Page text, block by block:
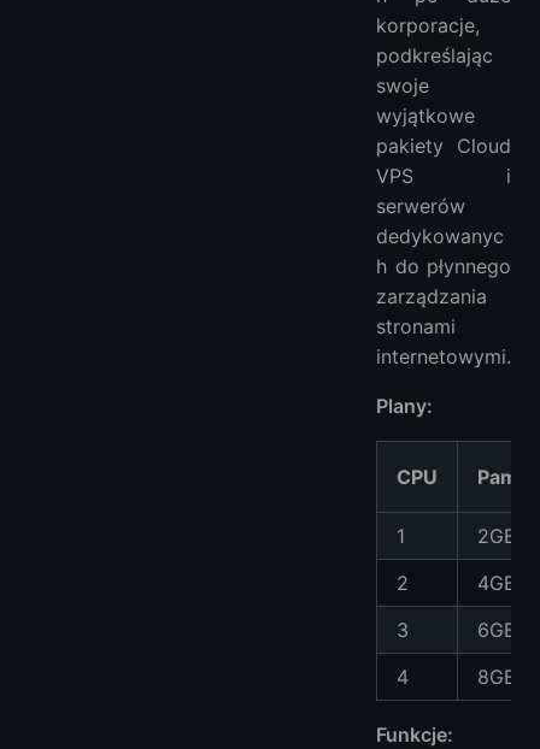
korporacje,
podkreślając
swoje
wyjątkowe
pakiety Cloud
VPS i
serwerów
dedykowanyc
h do płynnego
zarządzania
stronami
internetowymi.
Plany:
CPU
1
2GB
2
4GB
3
6GB
4
8GB
Funkcje: